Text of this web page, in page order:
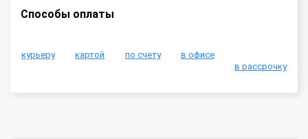
Способы оплаты
курьеру картой по счету
в офисе
в рассрочку